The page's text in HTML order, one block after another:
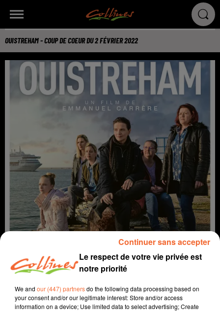
OUISTREHAM - COUP DE COEUR DU 2 FÉVRIER 2022
Le respect de votre vie privée est
notre priorité
We and our (447) partnersdo the following data processing based on
your consent and/or our legitimate interest: Store and/or access
information on a device; Use limited data to select advertising; Create
Continuer sans accepter